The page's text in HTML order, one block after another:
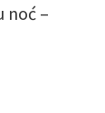
noć –